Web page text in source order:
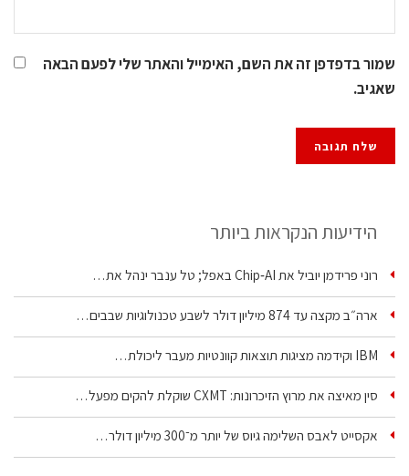
שמור בדפדפן זה את השם, האימייל והאתר שלי לפעם הבאה
שאגיב.
הידיעות הנקראות ביותר
רוני פרידמן יוביל את Chip‑AI באפל; טל ענבר ינהל את…
ארה״ב מקצה עד 874 מיליון דולר לשבע טכנולוגיות שבבים…
IBM וקידמה מציגות תוצאות קוונטיות מעבר ליכולת…
סין מאיצה את מרוץ הזיכרונות: CXMT שוקלת להקים מפעל…
אקסייט לאבס השלימה גיוס של יותר מ־300 מיליון דולר…